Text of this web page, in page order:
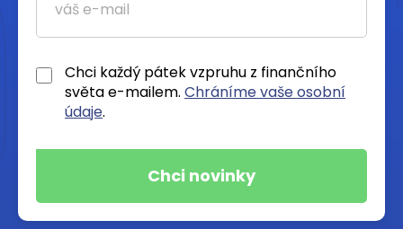
Chci každý pátek vzpruhu z finančního
světa e-mailem. Chráníme vaše osobní
údaje.